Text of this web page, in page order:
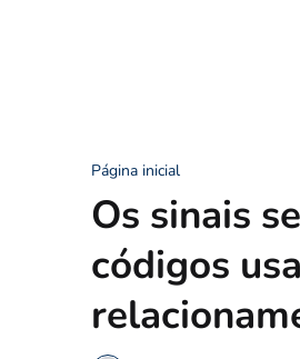
Página inicial
Os sinais
códigos